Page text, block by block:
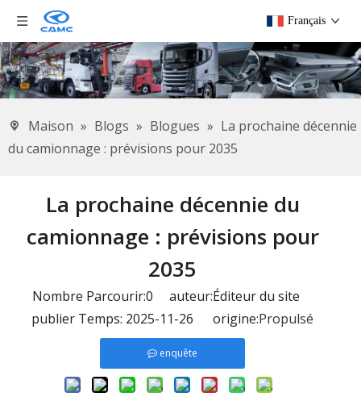
Français
Maison » Blogs » Blogues » La prochaine décennie
du camionnage : prévisions pour 2035
La prochaine décennie du
camionnage : prévisions pour
2035
Nombre Parcourir:0 auteur:Éditeur du site
publier Temps: 2025-11-26 origine:Propulsé
enquête